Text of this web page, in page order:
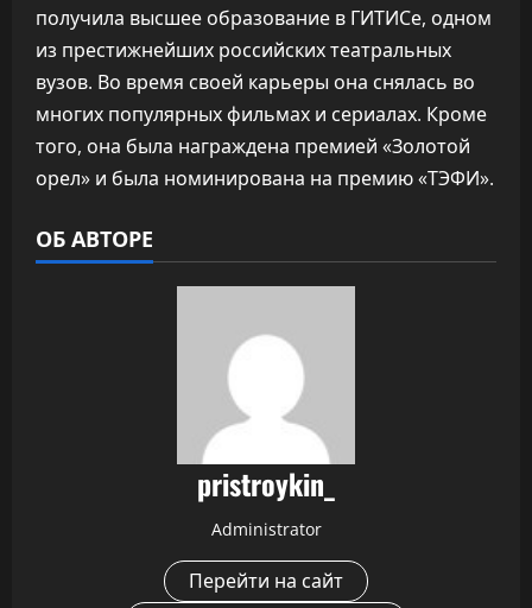
получила высшее образование в ГИТИСе, одном
из престижнейших российских театральных
вузов. Во время своей карьеры она снялась во
многих популярных фильмах и сериалах. Кроме
того, она была награждена премией «Золотой
орел» и была номинирована на премию «ТЭФИ».
ОБ АВТОРЕ
pristroykin_
Administrator
Перейти на сайт